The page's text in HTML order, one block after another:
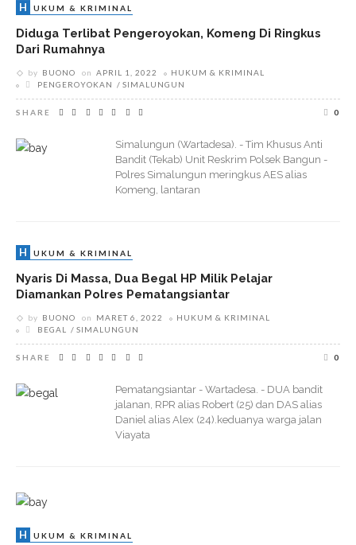
H UKUM & KRIMINAL
Diduga Terlibat Pengeroyokan, Komeng Di Ringkus
Dari Rumahnya
by BUONO on APRIL 1, 2022
HUKUM & KRIMINAL
PENGEROYOKAN
SIMALUNGUN
SHARE 0
Simalungun (Wartadesa). - Tim Khusus Anti
Bandit (Tekab) Unit Reskrim Polsek Bangun -
Polres Simalungun meringkus AES alias
Komeng, lantaran
H UKUM & KRIMINAL
Nyaris Di Massa, Dua Begal HP Milik Pelajar
Diamankan Polres Pematangsiantar
by BUONO on MARET 6, 2022
HUKUM & KRIMINAL
BEGAL
SIMALUNGUN
SHARE 0
Pematangsiantar - Wartadesa. - DUA bandit
jalanan, RPR alias Robert (25) dan DAS alias
Daniel alias Alex (24).keduanya warga jalan
Viayata
H UKUM & KRIMINAL